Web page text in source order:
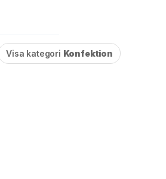
Visa kategori Konfektion